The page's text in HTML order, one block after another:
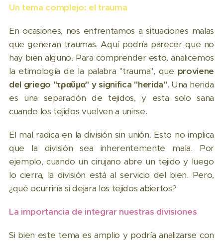
Un tema complejo: el trauma
En ocasiones, nos enfrentamos a situaciones malas
que generan traumas. Aquí podría parecer que no
hay bien alguno. Para comprender esto, analicemos
la etimología de la palabra "trauma", que proviene
del griego "τραῦμα" y significa "herida". Una herida
es una separación de tejidos, y esta solo sana
cuando los tejidos vuelven a unirse.
El mal radica en la división sin unión. Esto no implica
que la división sea inherentemente mala. Por
ejemplo, cuando un cirujano abre un tejido y luego
lo cierra, la división está al servicio del bien. Pero,
¿qué ocurriría si dejara los tejidos abiertos?
La importancia de integrar nuestras divisiones
Si bien este tema es amplio y podría analizarse con